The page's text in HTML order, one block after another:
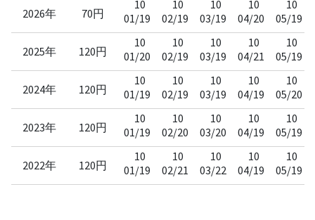
2026年 70円
10
01/19
10
02/19
10
03/19
10
04/20
10
05/19
2025年 120円
10
01/20
10
02/19
10
03/19
10
04/21
10
05/19
2024年 120円
10
01/19
10
02/19
10
03/19
10
04/19
10
05/20
2023年 120円
10
01/19
10
02/20
10
03/20
10
04/19
10
05/19
2022年 120円
10
01/19
10
02/21
10
03/22
10
04/19
10
05/19